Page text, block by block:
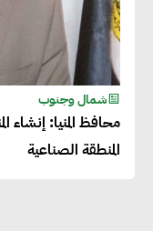
شمال وجنوب
محافظ المنيا: إنشاء
المنطقة الصناعية